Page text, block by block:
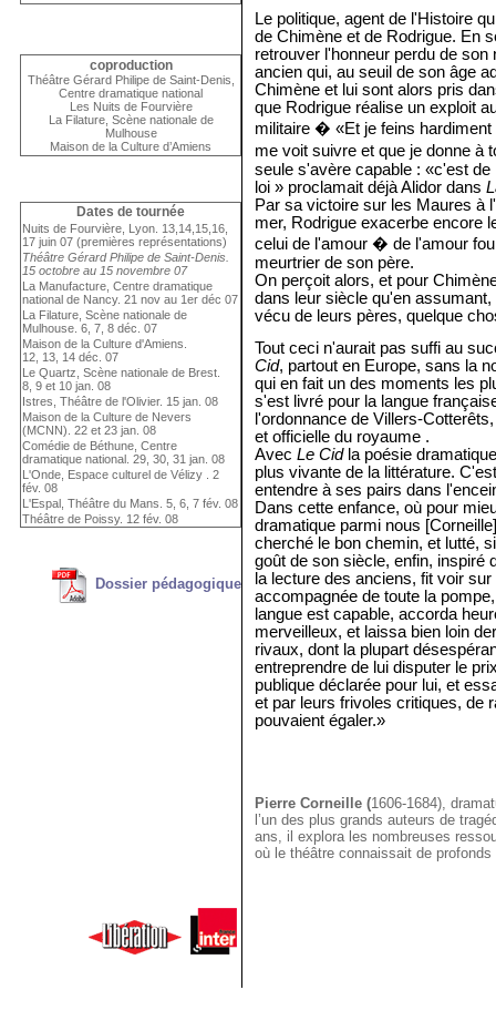
coproduction
Théâtre Gérard Philipe de Saint-Denis,
Centre dramatique national
Les Nuits de Fourvière
La Filature, Scène nationale de
Mulhouse
Maison de la Culture d’Amiens
Dates de tournée
Nuits de Fourvière, Lyon. 13,14,15,16,
17 juin 07 (premières représentations)
Théâtre Gérard Philipe de Saint-Denis.
15 octobre au 15 novembre 07
La Manufacture, Centre dramatique
national de Nancy. 21 nov au 1er déc 07
La Filature, Scène nationale de
Mulhouse. 6, 7, 8 déc. 07
Maison de la Culture d'Amiens.
12, 13, 14 déc. 07
Le Quartz, Scène nationale de Brest.
8, 9 et 10 jan. 08
Istres, Théâtre de l'Olivier. 15 jan. 08
Maison de la Culture de Nevers
(MCNN). 22 et 23 jan. 08
Comédie de Béthune, Centre
dramatique national. 29, 30, 31 jan. 08
L'Onde, Espace culturel de Vélizy . 2
fév. 08
L'Espal, Théâtre du Mans. 5, 6, 7 fév. 08
Théâtre de Poissy. 12 fév. 08
Dossier pédagogique
Le politique, agent de l'Histoire
de Chimène et de Rodrigue. En
retrouver l'honneur perdu de
ancien qui, au seuil de son âge
Chimène et lui sont alors pris
que Rodrigue réalise un exploit
militaire � «Et je feins
me voit suivre et que je donne
seule s'avère capable : «c'est
loi » proclamait déjà Alidor dans
Par sa victoire sur les Maures à
mer, Rodrigue exacerbe encore
celui de l'amour � de l'amour
meurtrier de son père.
On perçoit alors, et pour
dans leur siècle qu'en
vécu de leurs pères, quelque
Tout ceci n'aurait pas suffi au
Cid, partout en Europe, sans la
qui en fait un des moments les
s'est livré pour la langue
l'ordonnance de Villers-
et officielle du royaume .
Avec Le Cid la poésie
plus vivante de la littérature.
entendre à ses pairs dans
Dans cette enfance, où pour
dramatique parmi nous
cherché le bon chemin, et lutté,
goût de son siècle, enfin, inspiré
la lecture des anciens, fit voir
accompagnée de toute la
langue est capable, accorda
merveilleux, et laissa bien loin
rivaux, dont la plupart
entreprendre de lui disputer le
publique déclarée pour lui, et
et par leurs frivoles critiques, de
pouvaient égaler.»
Pierre Corneille (1606-1684),
l’un des plus grands auteurs de
ans, il explora les nombreuses
où le théâtre connaissait de